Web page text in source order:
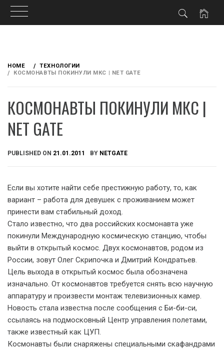
content
HOME
ТЕХНОЛОГИИ
КОСМОНАВТЫ ПОКИНУЛИ МКС | NET GATE
КОСМОНАВТЫ ПОКИНУЛИ МКС |
NET GATE
PUBLISHED ON 21.01.2011 BY NETGATE
Если вы хотите найти себе престижную работу, то, как
вариант – работа для девушек с проживанием может
принести вам стабильный доход.
Стало известно, что два российских космонавта уже
покинули Международную космическую станцию, чтобы
выйти в открытый космос. Двух космонавтов, родом из
России, зовут Олег Скрипочка и Дмитрий Кондратьев.
Цель выхода в открытый космос была обозначена
изначально. От космонавтов требуется снять всю научную
аппаратуру и произвести монтаж телевизионных камер.
Новость стала известна после сообщения с Би-би-си,
ссылаясь на подмосковный Центр управления полетами,
также известный как ЦУП.
Космонавты были снаряжены специальными скафандрами